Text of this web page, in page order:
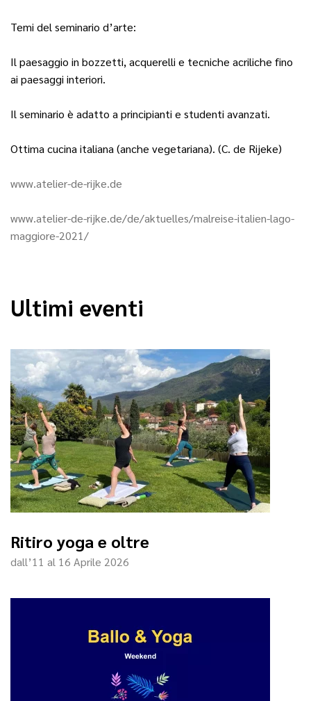
Temi del seminario d’arte:
Il paesaggio in bozzetti, acquerelli e tecniche acriliche fino
ai paesaggi interiori.
Il seminario è adatto a principianti e studenti avanzati.
Ottima cucina italiana (anche vegetariana). (C. de Rijeke)
www.atelier-de-rijke.de
www.atelier-de-rijke.de/de/aktuelles/malreise-italien-lago-
maggiore-2021/
Ultimi eventi
Ritiro yoga e oltre
dall’11 al 16 Aprile 2026